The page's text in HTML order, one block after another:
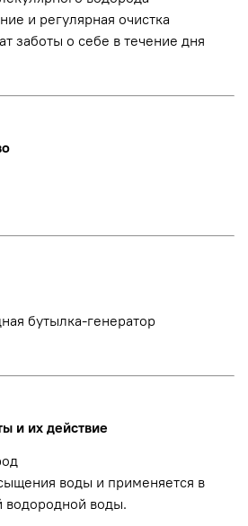
и регулярная очистка
заботы о себе в течение дня
бутылка-генератор
и их действие
воды и применяется в
воды.